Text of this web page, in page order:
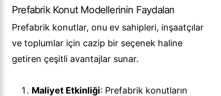
Prefabrik Konut Modellerinin Faydaları
Prefabrik konutlar, onu ev sahipleri, inşaatçılar
ve toplumlar için cazip bir seçenek haline
getiren çeşitli avantajlar sunar.
Maliyet Etkinliği: Prefabrik konutların